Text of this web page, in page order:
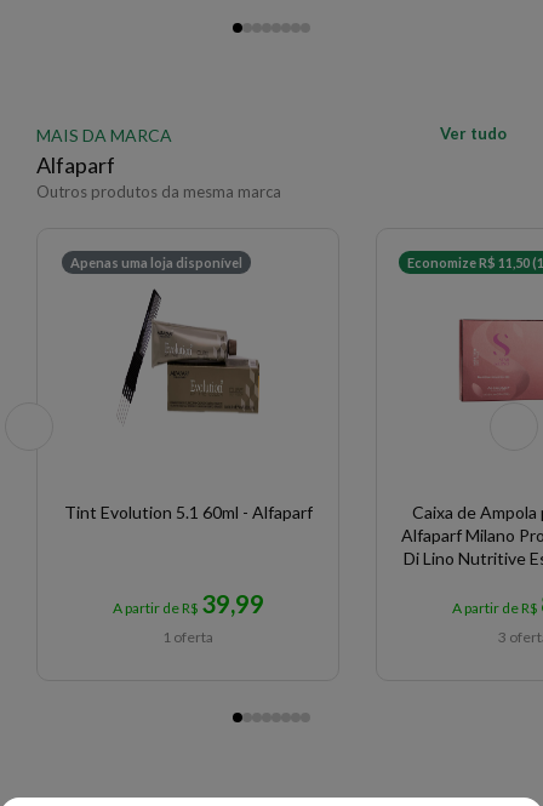
MAIS DA MARCA
Alfaparf
Outros produtos da mesma marca
Ver tudo
Apenas uma loja disponível
Tint Evolution 5.1 60ml - Alfaparf
A partir de R$ 39,99
1 oferta
Economize R$ 11,50
Caixa de
Alfaparf Milano
Di Lino Nutritive
A partir de R$
3